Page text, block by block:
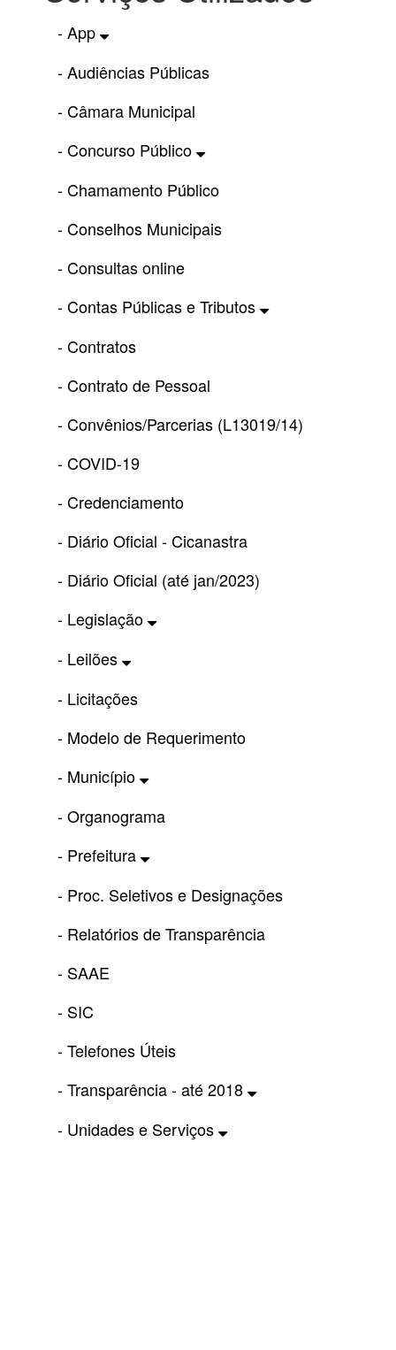
- App
- Audiências Públicas
- Câmara Municipal
- Concurso Público
- Chamamento Público
- Conselhos Municipais
- Consultas online
- Contas Públicas e Tributos
- Contratos
- Contrato de Pessoal
- Convênios/Parcerias (L13019/14)
- COVID-19
- Credenciamento
- Diário Oficial - Cicanastra
- Diário Oficial (até jan/2023)
- Legislação
- Leilões
- Licitações
- Modelo de Requerimento
- Município
- Organograma
- Prefeitura
- Proc. Seletivos e Designações
- Relatórios de Transparência
- SAAE
- SIC
- Telefones Úteis
- Transparência - até 2018
- Unidades e Serviços